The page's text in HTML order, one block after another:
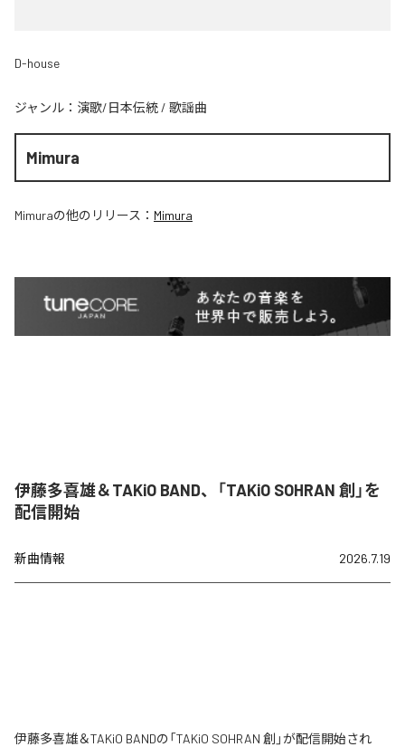
D-house
ジャンル： 演歌/日本伝統 / 歌謡曲
Mimura
Mimuraの他のリリース： Mimura
伊藤多喜雄＆TAKiO BAND、「TAKiO SOHRAN 創」を
配信開始
新曲情報 2026.7.19
伊藤多喜雄＆TAKiO BANDの「TAKiO SOHRAN 創」が配信開始され